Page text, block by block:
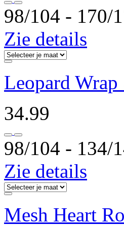
98/104 ‐ 170/
Zie details
Leopard
34.99
98/104 ‐ 134/
Zie details
Mesh Heart